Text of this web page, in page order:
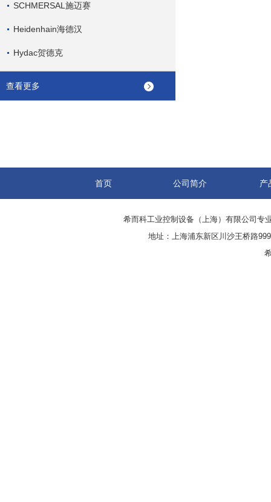
SCHMERSAL施迈赛
Heidenhain海德汉
Hydac贺德克
查看更多
首页 公司简介 产
希而科工业控制设备（上海）有限公司专
地址：上海浦东新区川沙王桥路